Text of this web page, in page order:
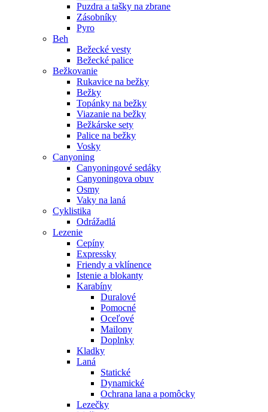
Puzdra a tašky na zbrane
Zásobníky
Pyro
Beh
Bežecké vesty
Bežecké palice
Bežkovanie
Rukavice na bežky
Bežky
Topánky na bežky
Viazanie na bežky
Bežkárske sety
Palice na bežky
Vosky
Canyoning
Canyoningové sedáky
Canyoningova obuv
Osmy
Vaky na laná
Cyklistika
Odrážadlá
Lezenie
Cepíny
Expressky
Friendy a vklínence
Istenie a blokanty
Karabíny
Duralové
Pomocné
Oceľové
Mailony
Doplnky
Kladky
Laná
Statické
Dynamické
Ochrana lana a pomôcky
Lezečky